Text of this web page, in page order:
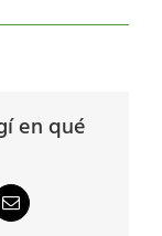
en qué
Correo